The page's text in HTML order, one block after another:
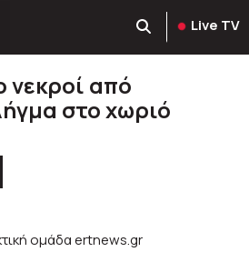
Live TV
νεκροί από
στο χωριό
ομάδα ertnews.gr